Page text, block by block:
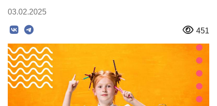
03.02.2025
451